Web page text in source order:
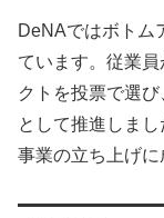
DeNAではボトム
ています。従業
クトを投票で選
として推進しま
事業の立ち上げに